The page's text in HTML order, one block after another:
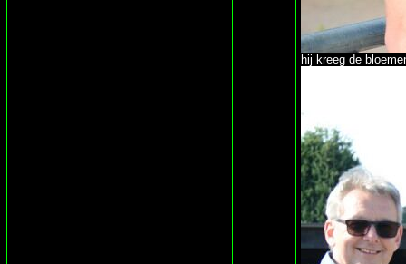
hij kreeg de